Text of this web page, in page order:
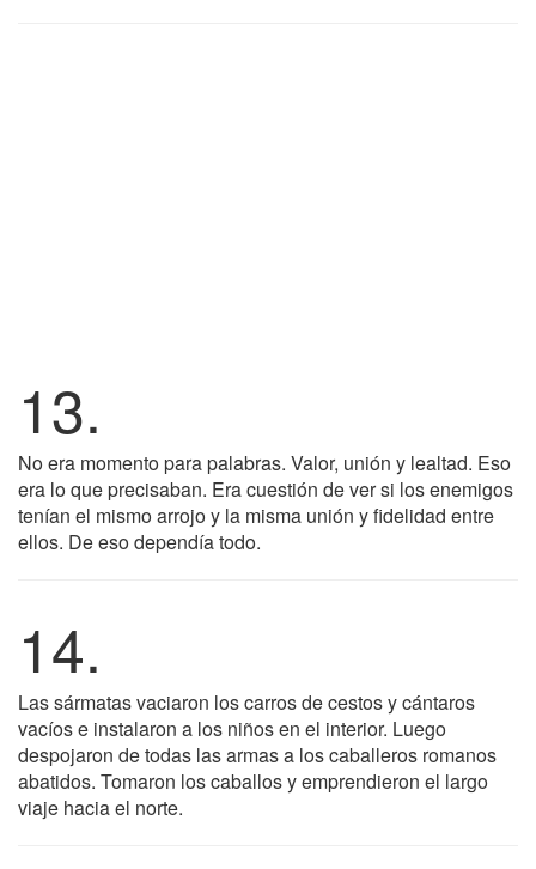
13.
No era momento para palabras. Valor, unión y lealtad. Eso
era lo que precisaban. Era cuestión de ver si los enemigos
tenían el mismo arrojo y la misma unión y fidelidad entre
ellos. De eso dependía todo.
14.
Las sármatas vaciaron los carros de cestos y cántaros
vacíos e instalaron a los niños en el interior. Luego
despojaron de todas las armas a los caballeros romanos
abatidos. Tomaron los caballos y emprendieron el largo
viaje hacia el norte.